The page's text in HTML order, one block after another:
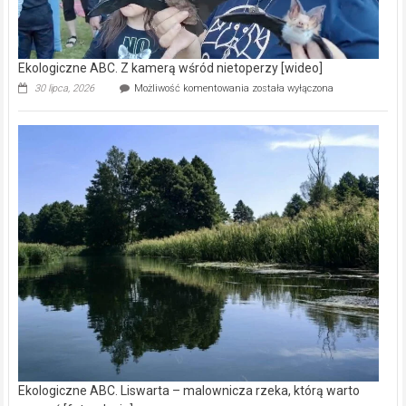
Ekologiczne ABC. Z kamerą wśród nietoperzy [wideo]
30 lipca, 2026 Możliwość komentowania Ekologiczne
kamerą
wśród
została wyłączona
Ekologiczne ABC. Liswarta – malownicza rzeka, którą warto